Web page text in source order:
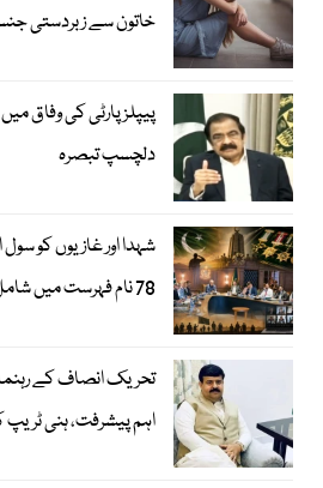
خاتون سے زبردستی
پیپلز پارٹی کی وفاق میں
دلچسپ تبصرہ
شہدا اور غازیوں کو
78 نام فہرست میں شامل
تحریک انصاف کے
اہم پیشرفت، ہنی ٹریپ